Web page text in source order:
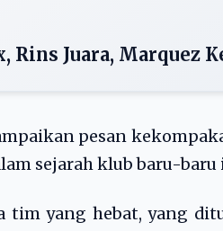
Juara, Marquez
pesan
sejarah klub baru-baru
tim yang hebat, yang